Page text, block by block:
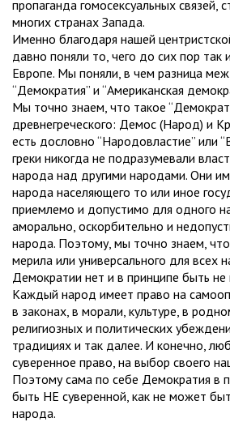
пропаганда гомосексуальных связей,
многих странах Запада.
Именно благодаря нашей
давно поняли то, чего до сих пор так
Европе. Мы поняли, в чем разница
“Демократия” и “Американская
Мы точно знаем, что такое
древнегреческого: Демос (Народ) и
есть дословно “Народовластие” или
греки никогда не подразумевали
народа над другими народами. Они
народа населяющего то или иное
приемлемо и допустимо для одного
аморально, оскорбительно и
народа. Поэтому, мы точно знаем, что
мерила или универсального для всех
Демократии нет и в принципе быть
Каждый народ имеет право на
в законах, в морали, культуре, в
религиозных и политических
традициях и так далее. И конечно,
суверенное право, на выбор своего
Поэтому сама по себе Демократия в
быть НЕ суверенной, как не может
народа.